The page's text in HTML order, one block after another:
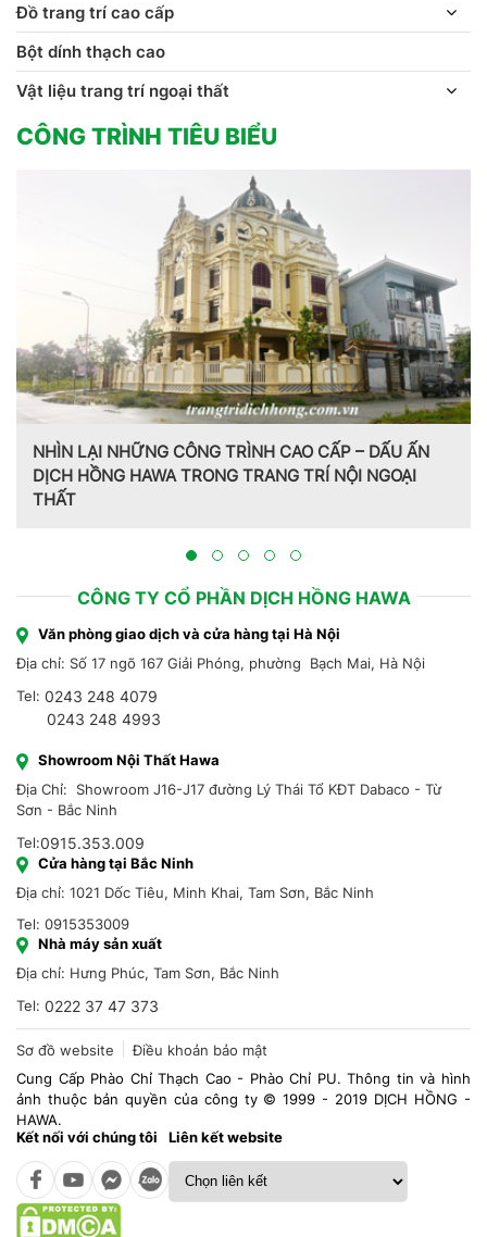
Đồ trang trí cao cấp
Bột dính thạch cao
Vật liệu trang trí ngoại thất
CÔNG TRÌNH TIÊU BIỂU
NHÌN LẠI NHỮNG CÔNG TRÌNH CAO CẤP – DẤU ẤN
DỊCH HỒNG HAWA TRONG TRANG TRÍ NỘI NGOẠI
THẤT
CÔNG TY CỔ PHẦN DỊCH HỒNG HAWA
Văn phòng giao dịch và cửa hàng tại Hà Nội
Địa chỉ: Số 17 ngõ 167 Giải Phóng, phường Bạch Mai, Hà Nội
Tel: 0243 248 4079
0243 248 4993
Showroom Nội Thất Hawa
Địa Chỉ: Showroom J16-J17 đường Lý Thái Tổ KĐT Dabaco - Từ
Sơn - Bắc Ninh
Tel:0915.353.009
Cửa hàng tại Bắc Ninh
Địa chỉ: 1021 Dốc Tiêu, Minh Khai, Tam Sơn, Bắc Ninh
Tel: 0915353009
Nhà máy sản xuất
Địa chỉ: Hưng Phúc, Tam Sơn, Bắc Ninh
Tel: 0222 37 47 373
Sơ đồ website
Điều khoản bảo mật
Cung Cấp Phào Chỉ Thạch Cao - Phào Chỉ PU. Thông tin và hình
ảnh thuộc bản quyền của công ty © 1999 - 2019 DỊCH HỒNG -
HAWA.
Kết nối với chúng tôi
Liên kết website